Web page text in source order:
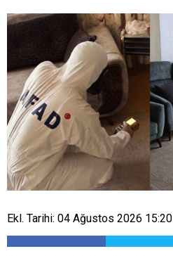
Ekl. Tarihi: 04 Ağustos 2026 15:20